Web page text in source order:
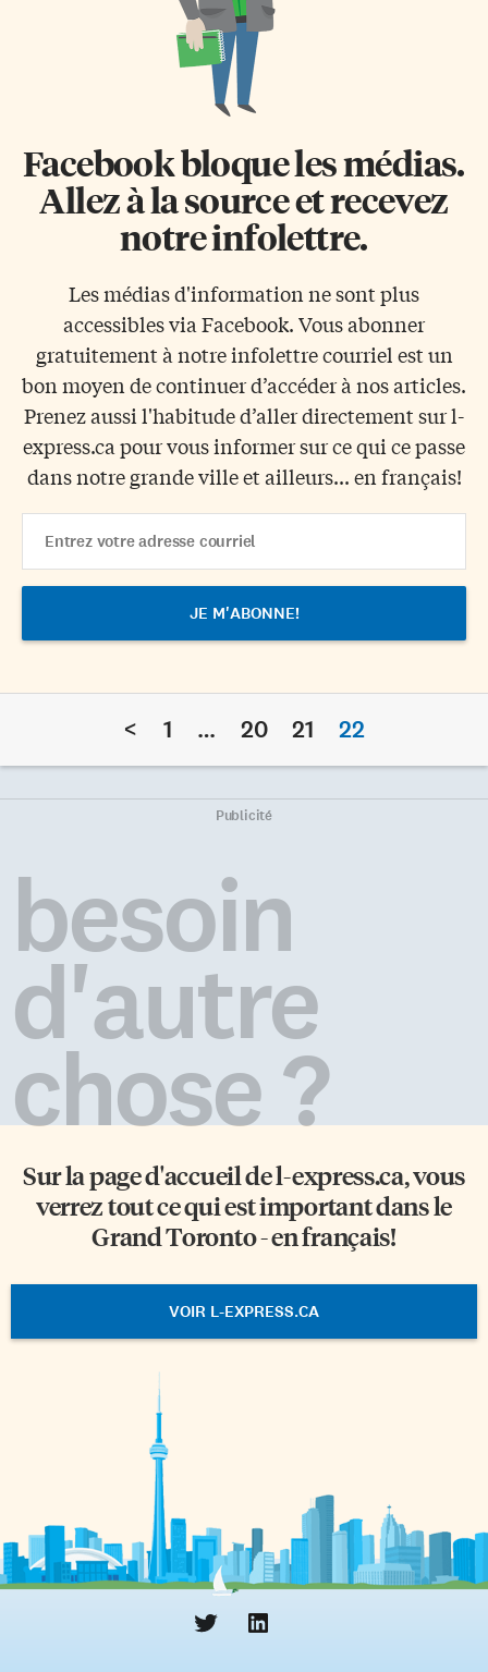
Facebook bloque les médias.
Allez à la source et recevez
notre infolettre.
Les médias d'information ne sont plus
accessibles via Facebook. Vous abonner
gratuitement à notre infolettre courriel est un
bon moyen de continuer d’accéder à nos articles.
Prenez aussi l'habitude d’aller directement sur l-
express.ca pour vous informer sur ce qui ce passe
dans notre grande ville et ailleurs... en français!
Address
< 1 … 20 21 22
Publicité
besoin
d'autre
chose ?
Sur la page d'accueil del-express.ca, vous
verrez tout ce qui est important dans le
Grand Toronto - en français!
VOIR L-EXPRESS.CA